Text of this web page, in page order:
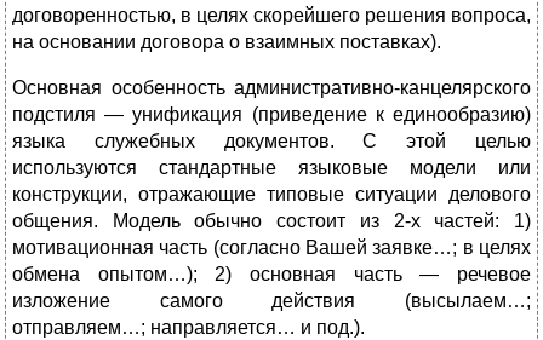
договоренностью, в целях скорейшего решения вопроса,
на основании договора о взаимных поставках).
Основная особенность административно-канцелярского
подстиля — унификация (приведение к единообразию)
языка служебных документов. С этой целью
используются стандартные языковые модели или
конструкции, отражающие типовые ситуации делового
общения. Модель обычно состоит из 2-х частей: 1)
мотивационная часть (согласно Вашей заявке…; в целях
обмена опытом…); 2) основная часть — речевое
изложение самого действия (высылаем…;
отправляем…; направляется… и под.).